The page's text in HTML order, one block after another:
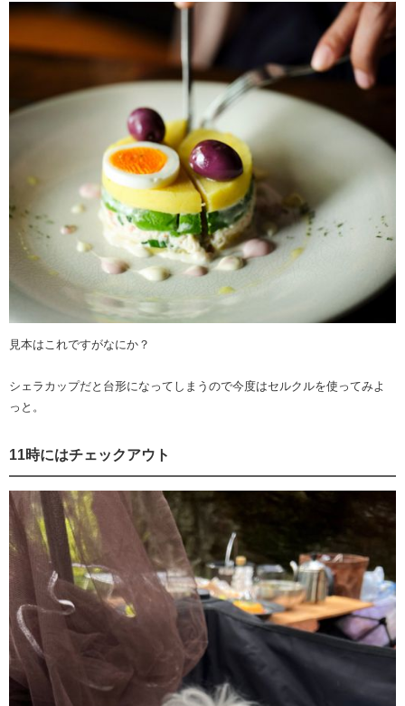
見本はこれですがなにか？
シェラカップだと台形になってしまうので今度はセルクルを使ってみよ
っと。
11時にはチェックアウト